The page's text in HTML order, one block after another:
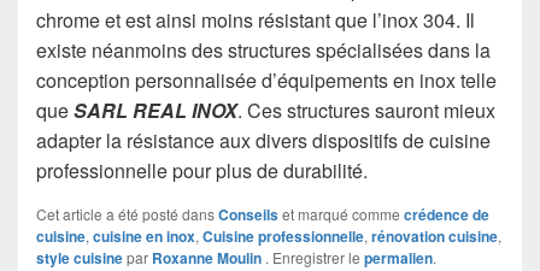
chrome et est ainsi moins résistant que l’inox 304. Il
existe néanmoins des structures spécialisées dans la
conception personnalisée d’équipements en inox telle
queSARL REAL INOX. Ces structures sauront mieux
adapter la résistance aux divers dispositifs de cuisine
professionnelle pour plus de durabilité.
Cet article a été posté dansConseilset marqué comme crédence de
cuisine, cuisine en inox, Cuisine professionnelle, rénovation cuisine,
style cuisinepar Roxanne Moulin . Enregistrer le permalien.